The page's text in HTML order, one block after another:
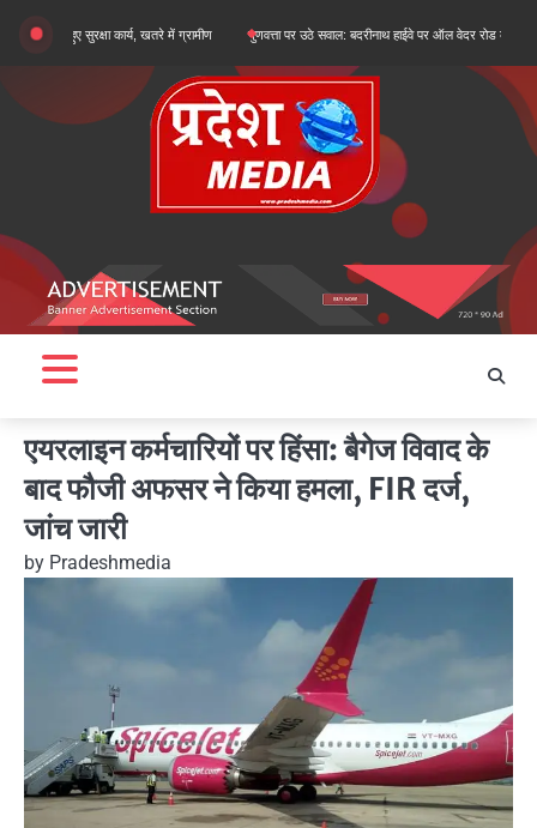
content
हुए सुरक्षा कार्य, खतरे में ग्रामीण गुणवत्ता पर उठे सवाल: बदरीनाथ हाईवे पर ऑल वेदर रोड के सुधारीकरण
एयरलाइन कर्मचारियों पर हिंसा: बैगेज विवाद के
बाद फौजी अफसर ने किया हमला, FIR दर्ज,
जांच जारी
by Pradeshmedia